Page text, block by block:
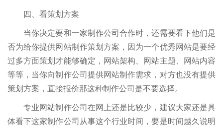
四、看策划方案
当你决定要和一家制作公司合作时，还需要看下他们是
否为给你提供网站制作策划方案，因为一个优秀网站是要经
过多方面策划才能够确定，网站架构、网站主题、网站内容
等等，当你向制作公司提供网站制作需求，对方也没有提供
策划方案，直接报价那这种制作公司是不要选择。
专业网站制作公司在网上还是比较少，建议大家还是具
体看下这家制作公司从事这个行业时间，要是时间越久说明